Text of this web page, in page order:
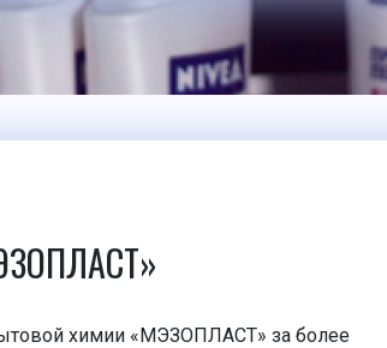
химии «МЭЗОПЛАСТ» за более